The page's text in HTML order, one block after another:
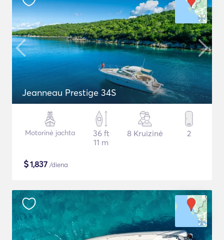
Jeanneau Prestige 34S
Motorinė jachta
36 ft
11 m
8 Kruizinė 2
$1,837 /diena